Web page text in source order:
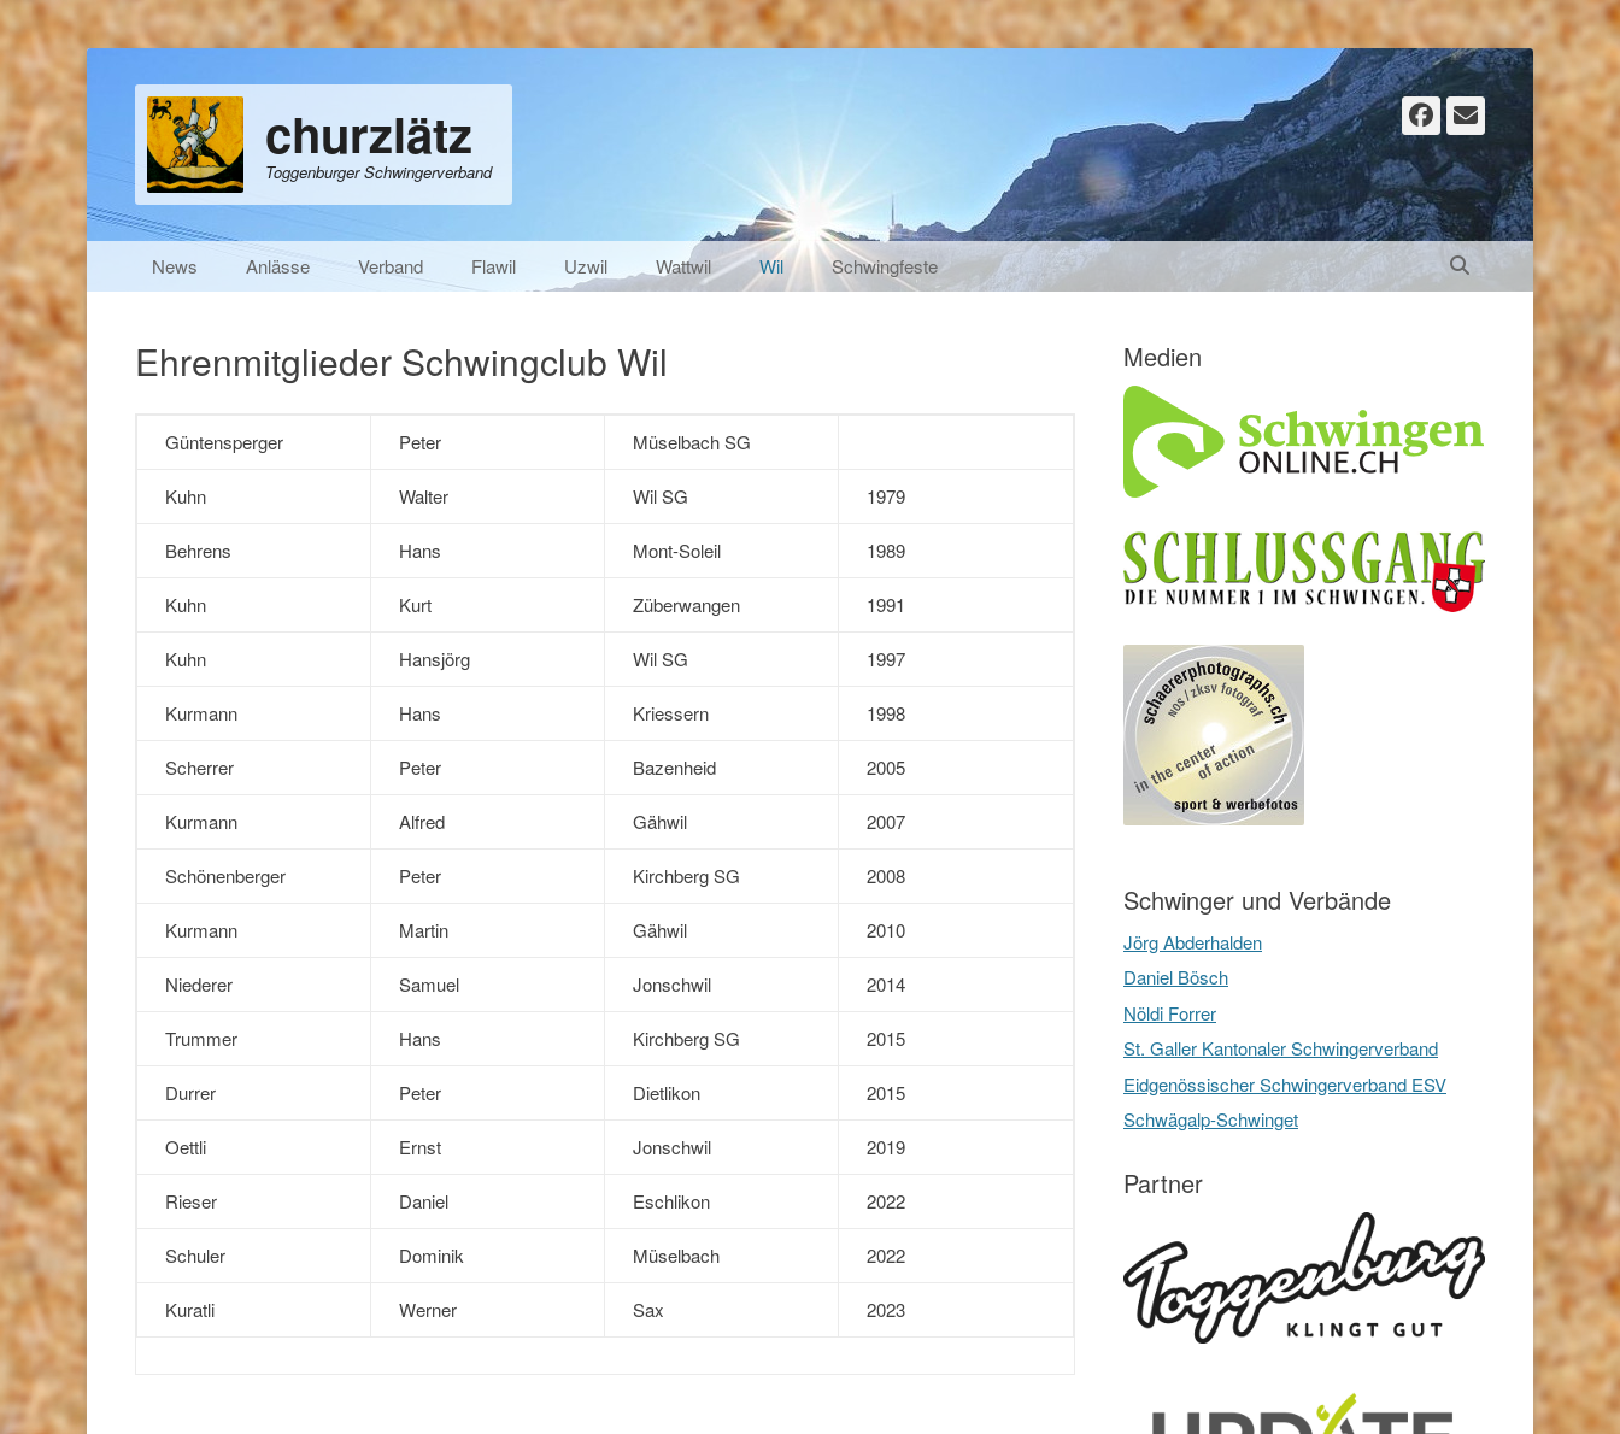
churzlätz
Toggenburger Schwingerverband
Facebook
E-
Mail
Primäres Menü
Inhalt
News Anlässe Verband Flawil Uzwil Wattwil Wil Schwingfeste Suchen
Ehrenmitglieder Schwingclub Wil
Güntensperger Peter Müselbach SG
Kuhn Walter Wil SG 1979
Behrens Hans Mont-Soleil 1989
Kuhn Kurt Züberwangen 1991
Kuhn Hansjörg Wil SG 1997
Kurmann Hans Kriessern 1998
Scherrer Peter Bazenheid 2005
Kurmann Alfred Gähwil 2007
Schönenberger Peter Kirchberg SG 2008
Kurmann Martin Gähwil 2010
Niederer Samuel Jonschwil 2014
Trummer Hans Kirchberg SG 2015
Durrer Peter Dietlikon 2015
Oettli Ernst Jonschwil 2019
Rieser Daniel Eschlikon 2022
Schuler Dominik Müselbach 2022
Kuratli Werner Sax 2023
Medien
Schwinger und Verbände
Jörg Abderhalden
Daniel Bösch
Nöldi Forrer
St. Galler Kantonaler Schwingerverband
Eidgenössischer Schwingerverband ESV
Schwägalp-Schwinget
Partner